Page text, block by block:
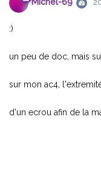
Michel-69
:)
un peu de doc, mais
sur mon ac4,
d'un ecrou afin de la